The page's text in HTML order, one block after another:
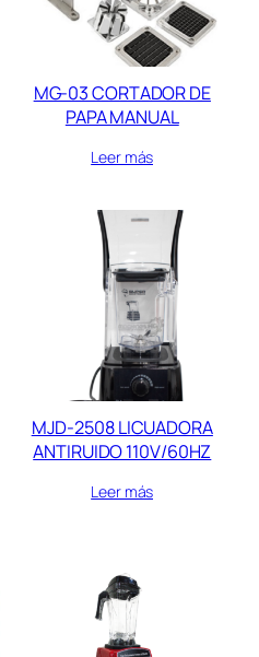
MG-03 CORTADOR DE
PAPA MANUAL
Leer más
MJD-2508 LICUADORA
ANTIRUIDO 110V/60HZ
Leer más